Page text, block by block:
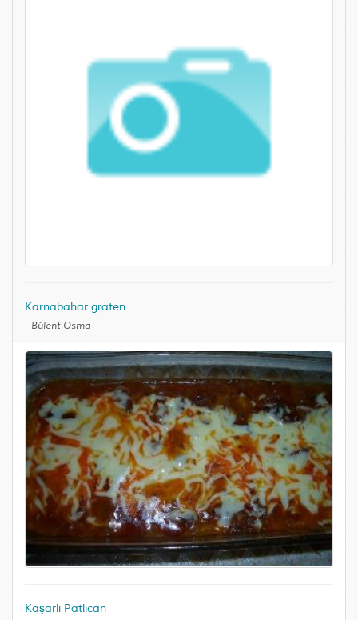
Karnabahar graten
- Bülent Osma
Kaşarlı Patlıcan